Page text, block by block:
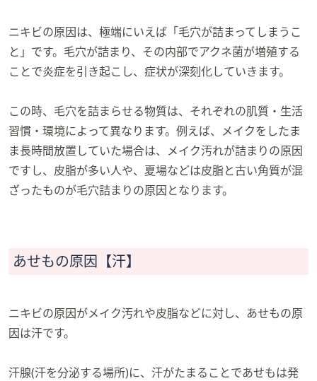
ニキビの原因は、極端にいえば「毛穴が詰まってしまうこ
と」です。毛穴が詰まり、その内部でアクネ菌が増殖する
ことで炎症を引き起こし、症状が深刻化していきます。
この時、毛穴を詰まらせる物質は、それぞれの肌質・生活
習慣・環境によって異なります。例えば、メイクをしたま
ま長時間放置していた場合は、メイク汚れが詰まりの原因
ですし、皮脂が多い人や、夏場などは皮脂と古い角質が混
ざったものが毛穴詰まりの原因となります。
あせもの原因【汗】
ニキビの原因がメイク汚れや皮脂などに対し、あせもの原
因は汗です。
汗腺(汗を分泌する場所)に、汗がたまることであせもは発